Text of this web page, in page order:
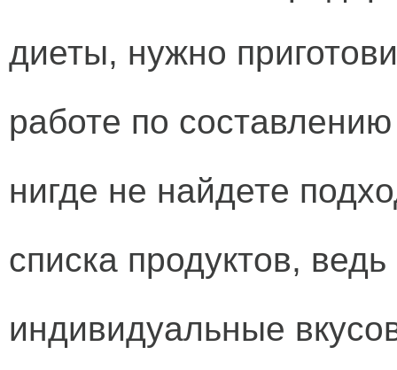
диеты, нужно
работе по
нигде не найдете
списка продуктов,
индивидуальные